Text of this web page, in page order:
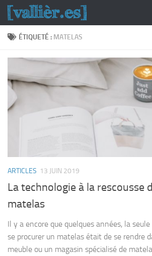
Skip to content
ÉTIQUETÉ : MATELAS
ARTICLES 13 JUIN 2019
La technologie à la rescousse
matelas
Il y a encore que quelques années, la
se procurer un matelas était de se rendre
meuble ou un magasin spécialisé de